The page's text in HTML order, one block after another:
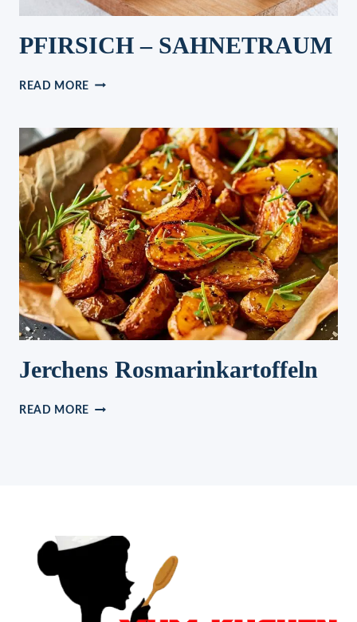
PFIRSICH – SAHNETRAUM
READ MORE PFIRSICH
Jerchens Rosmarinkartoffeln
READ MORE JERCHENS